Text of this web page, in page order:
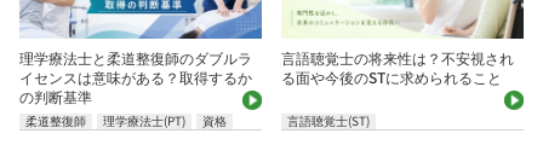
理学療法士と柔道整復師のダブルラ
イセンスは意味がある？取得するか
の判断基準
柔道整復師 理学療法士(PT) 資格
言語聴覚士の将来性は？不安視され
る面や今後のSTに求められること
言語聴覚士(ST)